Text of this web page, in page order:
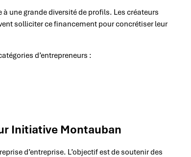
à une grande diversité de profils. Les créateurs
solliciter ce financement pour concrétiser leur
d’entrepreneurs :
Initiative Montauban
d’entreprise. L’objectif est de soutenir des